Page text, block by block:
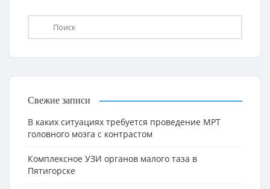
Свежие записи
В каких ситуациях требуется проведение МРТ
головного мозга с контрастом
Комплексное УЗИ органов малого таза в
Пятигорске